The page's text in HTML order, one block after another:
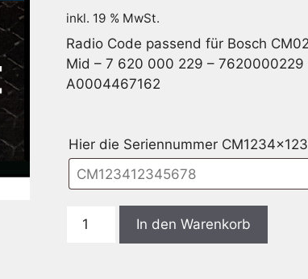
inkl. 19 % MwSt.
Radio Code passend für Bosch
Mid – 7 620 000 229 –
A0004467162
Hier die Seriennummer
Bosch
In den Warenkorb